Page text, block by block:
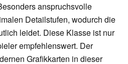
anspruchsvolle
Detailstufen, wodurch die
leidet. Diese Klasse ist nur
empfehlenswert. Der
Grafikkarten in dieser